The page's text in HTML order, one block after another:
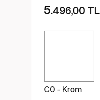
5.496,00 TL
C0 - Krom